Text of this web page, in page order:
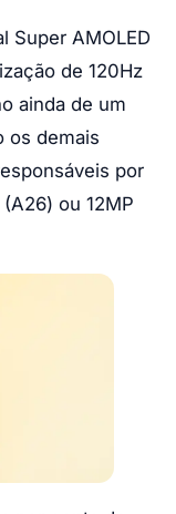
Super AMOLED
de 120Hz
ainda de um
os demais
por
ou 12MP